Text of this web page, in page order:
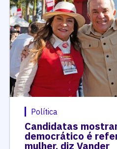
Política
Candidatas
democrático é
mulher, diz Vander